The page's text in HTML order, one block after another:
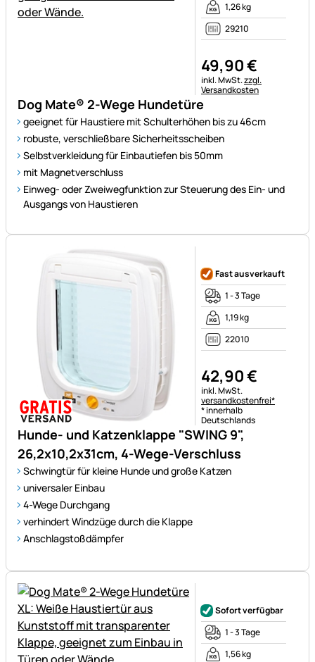
Dog Mate® 2-Wege Hundetüre
geeignet für Haustiere mit Schulterhöhen bis zu 46cm
robuste, verschließbare Sicherheitsscheiben
Selbstverkleidung für Einbautiefen bis 50mm
mit Magnetverschluss
Einweg- oder Zweiwegfunktion zur Steuerung des Ein- und
Ausgangs von Haustieren
1,26 kg
29210
49,90€
Steuerhinweis:
inkl. MwSt.zzgl.
Versandkosten
Hunde- und Katzenklappe "SWING 9",
26,2x10,2x31cm, 4-Wege-Verschluss
Schwingtür für kleine Hunde und große Katzen
universaler Einbau
4-Wege Durchgang
verhindert Windzüge durch die Klappe
Anschlagstoßdämpfer
Fast ausverkauft
1 - 3 Tage
1,19 kg
22010
42,90€
Steuerhinweis:
inkl. MwSt.
versandkostenfrei*
* innerhalb
Deutschlands
Sofort verfügbar
1 - 3 Tage
1,56 kg